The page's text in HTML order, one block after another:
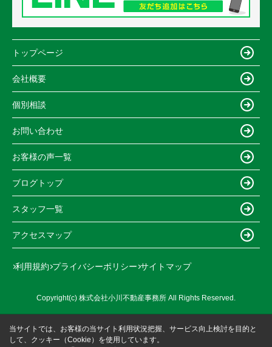
トップページ
会社概要
個別相談
お問い合わせ
お客様の声一覧
ブログトップ
スタッフ一覧
アクセスマップ
利用規約 プライバシーポリシー サイトマップ
Copyright(c) 株式会社小川不動産事務所 All Rights Reserved.
当サイトでは、お客様の当サイト利用状況把握、サービス向上検討を目的と
して、クッキー（Cookie）を使用しています。